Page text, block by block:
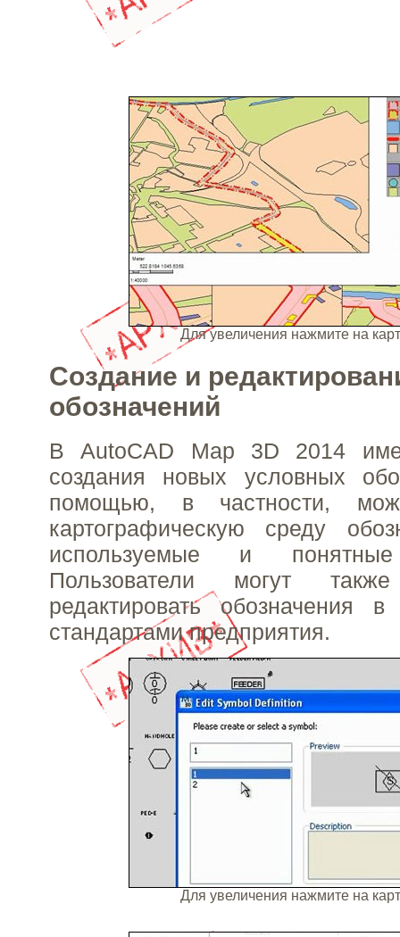
Для увеличения нажмите на
Создание и
обозначений
В AutoCAD Map 3D 2014
создания новых условных
помощью, в частности,
картографическую среду
используемые и понятные
Пользователи могут
редактировать обозначения в
стандартами предприятия.
Для увеличения нажмите на